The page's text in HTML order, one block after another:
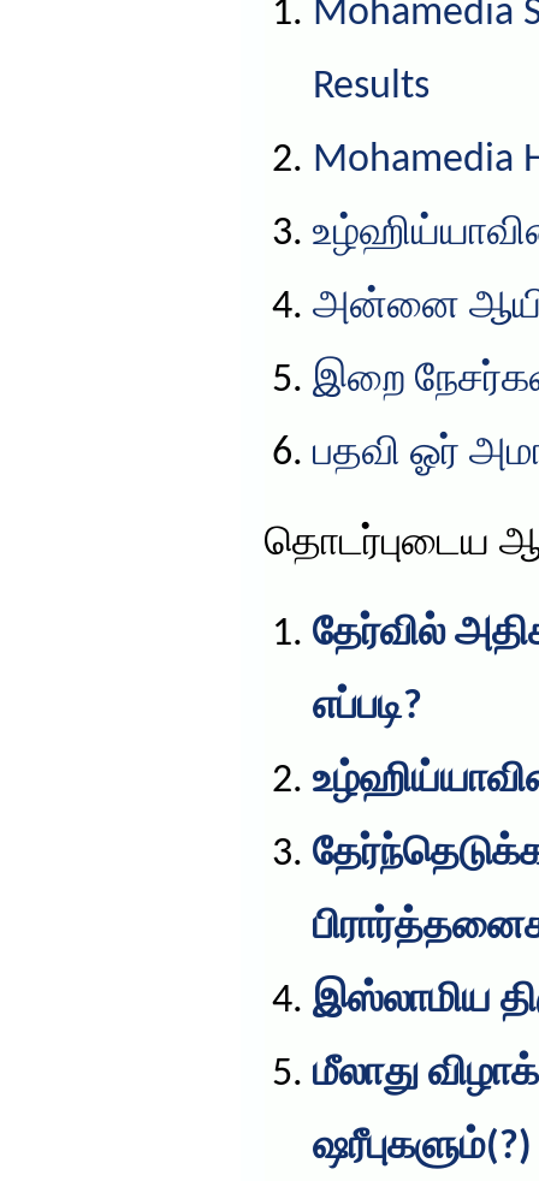
Mohamedia
Results
Mohamedia
அன்னை
இறை
பதவி ஓர்
தொடர்புடைய
தேர்வில்
எப்படி?
இஸ்லாமிய
மீலாது
ஷரீபுகளும்(?)